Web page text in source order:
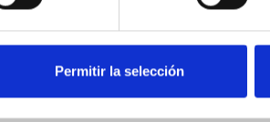
Permitir la selección